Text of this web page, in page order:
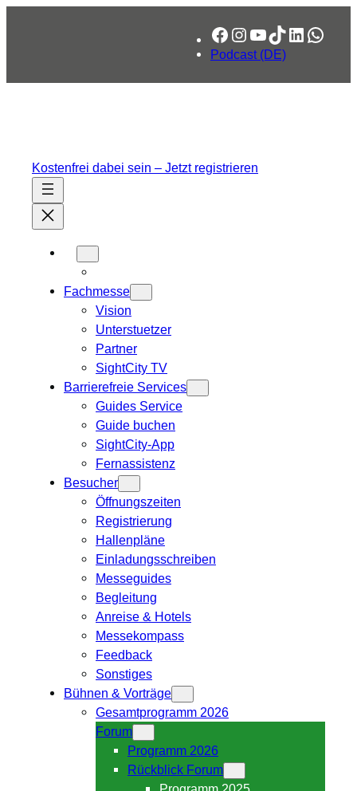
Facebook
Instagram
YouTube
TikTok
LinkedIn
Podcast (DE)
Kostenfrei dabei sein – Jetzt registrieren
Fachmesse
Vision
Unterstuetzer
Partner
SightCity TV
Barrierefreie Services
Guides Service
Guide buchen
SightCity-App
Fernassistenz
Besucher
Öffnungszeiten
Registrierung
Hallenpläne
Einladungsschreiben
Messeguides
Begleitung
Anreise & Hotels
Messekompass
Feedback
Sonstiges
Bühnen & Vorträge
Gesamtprogramm 2026
Forum
Programm 2026
Rückblick Forum